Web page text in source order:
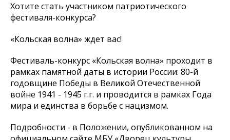
Хотите стать участником патриотического
фестиваля-конкурса?
«Кольская волна» ждет вас!
Фестиваль-конкурс «Кольская волна» проходит в
рамках памятной даты в истории России: 80-й
годовщине Победы в Великой Отечественной
войне 1941 - 1945 г.г. и проводится в рамках Года
мира и единства в борьбе с нацизмом.
Подробности - в Положении, опубликованном на